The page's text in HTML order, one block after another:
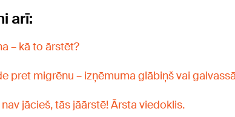
arī:
– kā to ārstēt?
pret migrēnu – izņēmuma glābiņš vai
jācieš, tās jāārstē! Ārsta viedoklis.